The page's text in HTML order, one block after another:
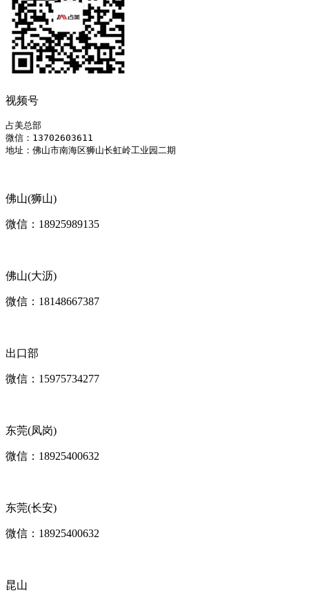
视频号
占美总部
微信：13702603611
地址：佛山市南海区狮山长虹岭工业园二期
佛山(狮山)
微信：18925989135
佛山(大沥)
微信：18148667387
出口部
微信：15975734277
东莞(凤岗)
微信：18925400632
东莞(长安)
微信：18925400632
昆山